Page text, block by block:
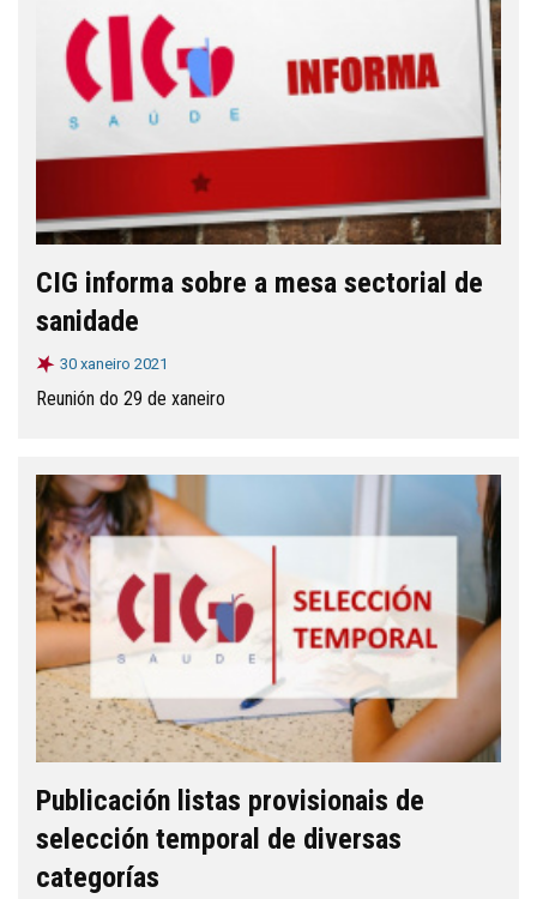
CIG informa sobre a mesa sectorial de
sanidade
30 xaneiro 2021
Reunión do 29 de xaneiro
Publicación listas provisionais de
selección temporal de diversas
categorías